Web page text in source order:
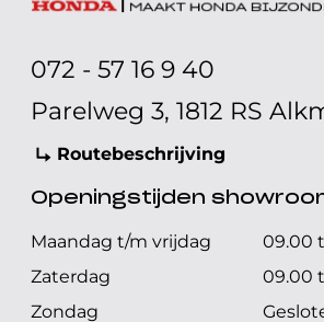
072 - 57 16 9 40
Parelweg 3, 1812 RS
Routebeschrijving
Openingstijden
Maandag t/m vrijdag
09.00
Zaterdag
09.00
Zondag